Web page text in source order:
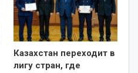
Казахстан переходит в
лигу стран, где